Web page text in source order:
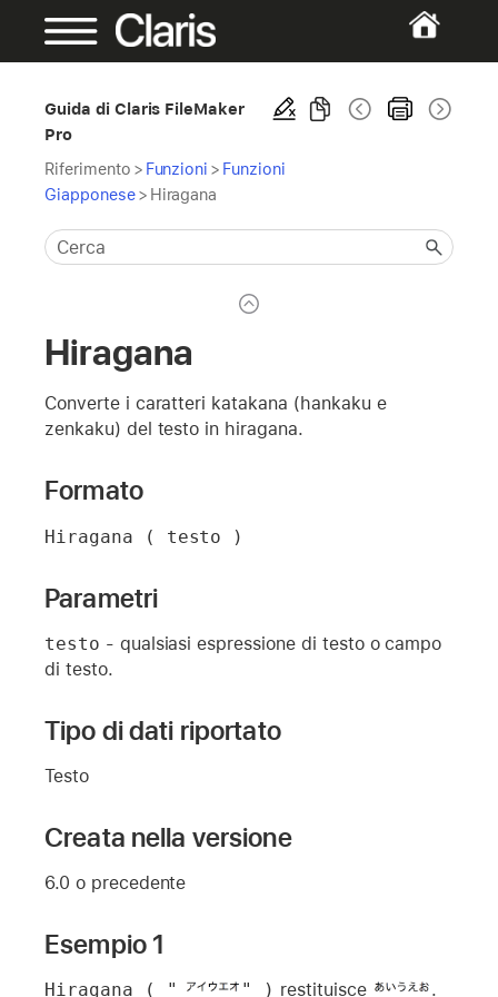
Guida di Claris FileMaker
Pro
Riferimento > Funzioni > Funzioni
Giapponese> Hiragana
Hiragana
Converte i caratteri katakana (hankaku e
zenkaku) del testo in hiragana.
Formato
Hiragana ( testo )
Parametri
testo - qualsiasi espressione di testo o campo
di testo.
Tipo di dati riportato
Testo
Creata nella versione
6.0 o precedente
Esempio 1
Hiragana ( " " ) restituisce .